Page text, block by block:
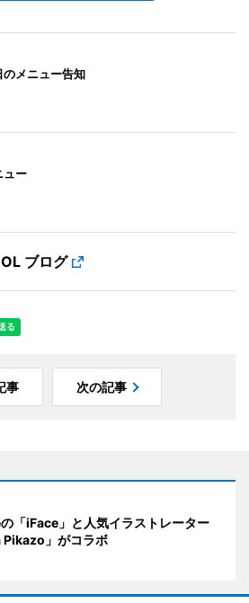
のメニュー告知
ュー
ブログ
事 次の記事
「iFace」と人気イラストレーター
Pikazo」がコラボ